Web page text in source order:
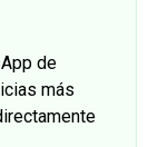
de
más